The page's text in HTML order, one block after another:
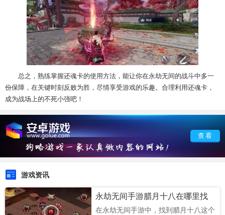
总之，熟练掌握还魂卡的使用方法，能让你在永劫无间的战斗中多一
份保障，在关键时刻反败为胜，尽情享受游戏的乐趣。合理利用还魂卡，
成为战场上的不死小强吧！
查看
游戏资讯
永劫无间手游腊月十八在哪里找
在永劫无间手游中，找到腊月十八这个